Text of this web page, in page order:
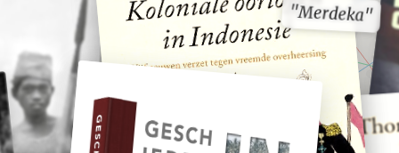
"Merdeka"
"Merdeka"